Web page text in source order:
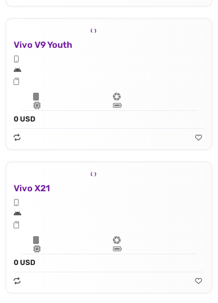
Vivo V9 Youth
0 USD
Vivo X21
0 USD